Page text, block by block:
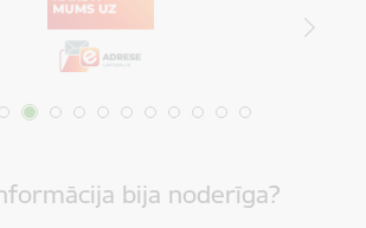
bija noderīga?